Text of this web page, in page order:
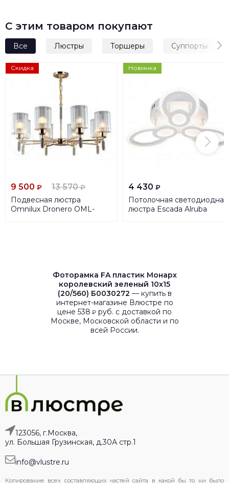
С этим товаром покупают
Все Люстры Торшеры Суппорты
Скидка
9 500 ₽ 13 570₽
Подвесная люстра
Omnilux Dronero OML-
Новинка
4 430 ₽
Потолочная светодиодная
люстра Escada Alruba
Фоторамка FA пластик Монарх
королевский зеленый 10х15
(20/560) Б0030272 — купить в
интернет-магазине Влюстре по
цене 538 ₽ руб. с доставкой по
Москве, Московской области и по
всей России.
123056, г.Москва,
ул. Большая Грузинская, д.30А стр.1
info@vlustre.ru
Копирование всех составляющих частей сайта в какой бы то ни было